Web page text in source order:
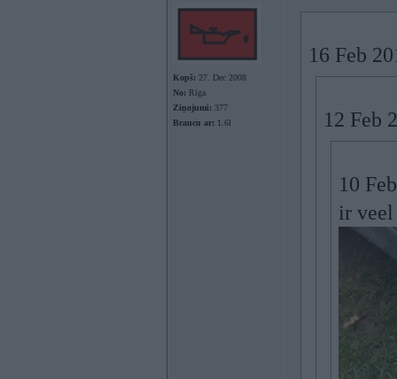
Kopš: 27. Dec 2008
No: Rīga
Ziņojumi: 377
Braucu ar: 1.6l
16 Feb
12 Feb
10
ir veel